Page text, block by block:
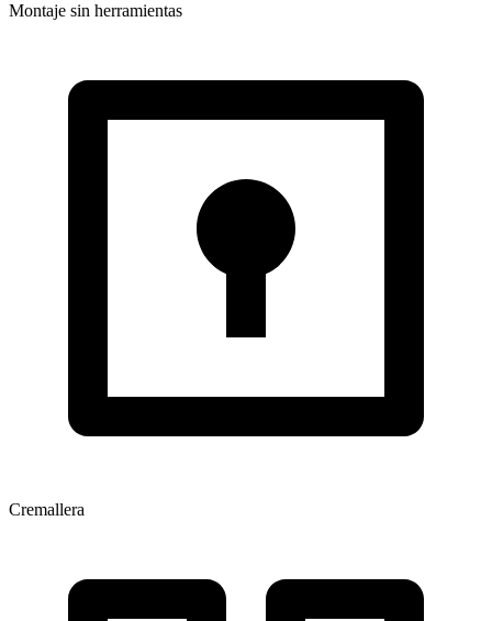
Montaje sin herramientas
Cremallera